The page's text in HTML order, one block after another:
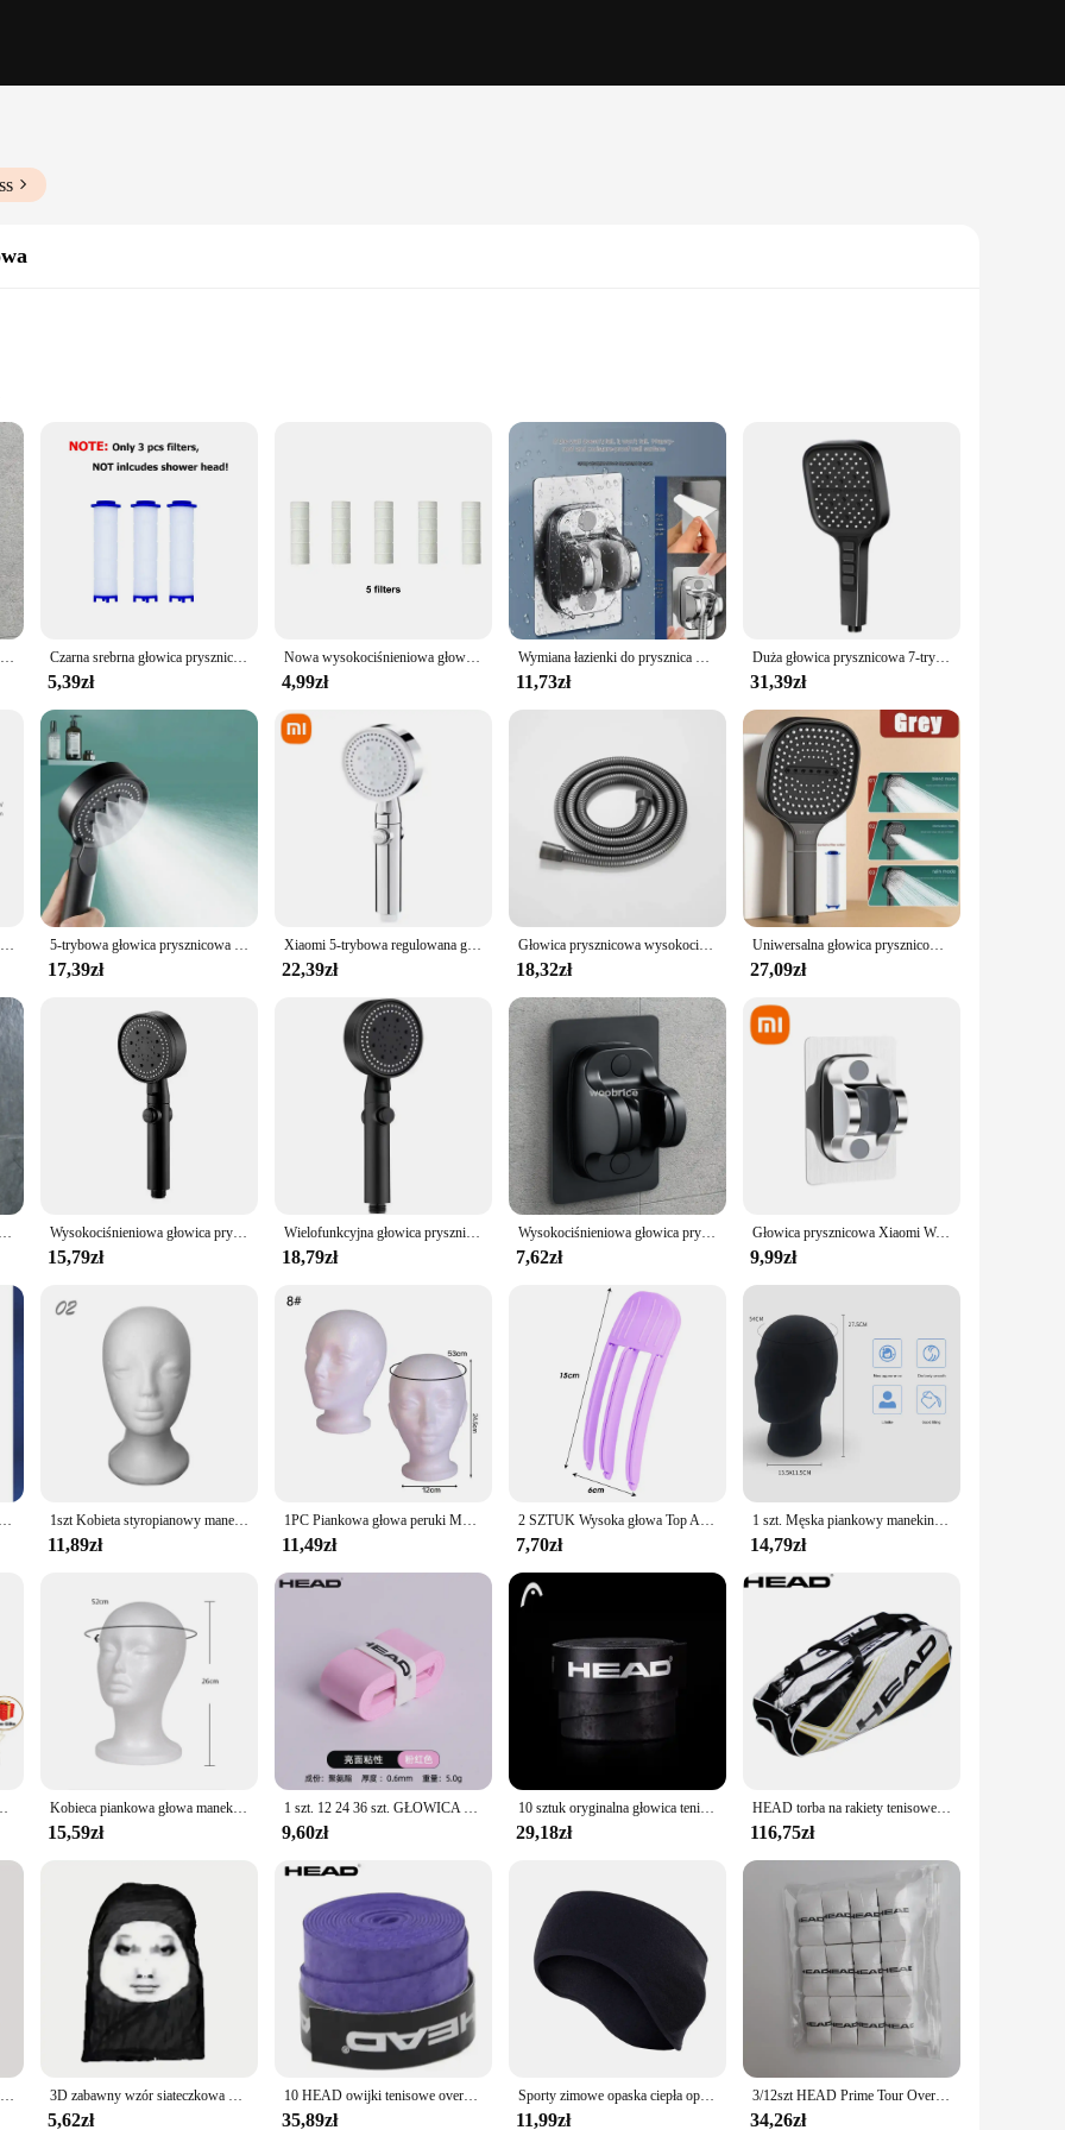
to Clean
design, featuring a sleek, contemporary aesthetic that complements any style of bathroom decor. Crafted from high-grade stainless
exceptional durability and resistance to corrosion. Its robust construction ensures longevity, making it a reliable choice for both home
is not just a piece of hardware; it's a functional addition to your bathroom. Its ergonomic design provides a comfortable grip, making
dimensions ensure compatibility with most existing plumbing systems, making it a hassle-free upgrade for your bathroom. Whether
space, this faucet head is the perfect choice.
those looking to purchase in bulk, this product is available through wholesale vendors and suppliers, making it an ideal choice for
fixtures.
4-trybowa głowica prysznicowa Wysokociśnieniowa głowica prysznicowa z jednym przyciskiem Stop Głowica prysznicowa do masażu wodnego z elementem filtrującym Akcesoria łazienkowe Czarna srebrna głowica prysznicowa Wysokociśnieniowa 5-trybowa dysza oszczędzająca wodę Mocne ciśnieniowe prysznice ręczne Spa Akcesoria łazienkowe
5,39zł
Nowa wysokociśnieniowa głowica prysznicowa 3-trybowy regulowany spray z filtrem szczotki do masażu Deszczownica Wąż prysznicowy Zestaw akcesoriów łazienkowych
4,99zł
Wymiana łazienki do prysznica wysokociśnieniowa głowica prysznicowa Turbo telefon prysznicowy 5 form oszczędzająca głowicę prysznicową akcesoria łazienkowe
11,73zł
Duża głowica prysznicowa 7-trybowa regulowana głowica prysznicowa Łazienka Wysokociśnieniowa, oszczędzająca wodę dysze prysznicowe Akcesoria łazienkowe
31,39zł
5-trybowa głowica prysznicowa ze wspornikiem węża Wysokociśnieniowa ręczna dysza natryskowa do wanny Deszczowa głowica prysznicowa Akcesoria łazienkowe 5-trybowa głowica prysznicowa Regulowana wysokociśnieniowa głowica prysznicowa oszczędzająca wodę Akcesoria łazienkowe Masaż głowicy prysznicowej Dysza natryskowa
17,39zł
Xiaomi 5-trybowa regulowana głowica prysznicowa Wysokociśnieniowe głowice prysznicowe Oszczędność wody Dysza natryskowa z jednym przyciskiem Akcesoria łazienkowe
22,39zł
Głowica prysznicowa wysokociśnieniowa głowica prysznicowa z jednym przyciskiem do wody, z możliwością oszczędzania wody 4 trybów, głowica do prysznic z hydromasażem wody
18,32zł
Uniwersalna głowica prysznicowa z dużym panelem 13 cm Wysokociśnieniowy masaż wodny 3 tryby Akcesoria łazienkowe z filtrem Zamiennik prysznica
27,09zł
BECOLA Chrome akcesoria do baterii łazienkowych głowica prysznicowa modny plastikowy prysznic ręczny Wysokociśnieniowa głowica prysznicowa 5 trybów regulowanych głowic prysznicowych z woda z węża oszczędzającą jedną klawiszową dyszą natryskową akcesoria łazienkowe
15,79zł
Wielofunkcyjna głowica prysznicowa z 5 trybami, regulowany duży prysznic wodny, reduktor przepływu wody wody z jednym dotknięciem
18,79zł
Wysokociśnieniowa głowica prysznicowa 5 trybów regulowane głowice prysznicowe z woda z węża oszczędzanie jednoprzyciskowe dysze natryskowe akcesoria łazienkowe
7,62zł
Głowica prysznicowa Xiaomi Wysokociśnieniowa 5-trybowa dysza oszczędzająca wodę Potężne ciśnieniowe prysznice ręczne Spa Akcesoria łazienkowe 2024
9,99zł
Wysokociśnieniowa głowica z filtrem, prysznicowa 3-mode regulowany Spray z szczotka do masażu kranem deszczowym akcesoria łazienkowe 1szt Kobieta styropianowy manekin głowa manekina Model kapelusz okulary peruka wyświetlacz męski biały piankowy uchwyt na głowę manekina stojak stojak
11,89zł
1PC Piankowa głowa peruki Model Manekin Manekin Peruka Okulary Kapelusz Stojak Stojak Treski Stojak Uchwyt Głowa żeńska Model Peruka Wyświetlacz
11,49zł
2 SZTUK Wysoka głowa Top Artefakt Grzebień kształtujący wiatr Korzenie włosów Naturalnie puszysty Leniwy Bezśladowy klips do włosów Puszyste kształtowanie włosów Artefakt
7,70zł
1 szt. Męska piankowy manekin głowa Model czapka peruka stojak do ekspozycji okularów wieszak stojący stabilnej podstawy centrum handlowego
14,79zł
płócienna głowa manekina do wyświetlania peruk Kobieca piankowa głowa manekina Głowa peruki Wyświetlacz Gładka, trwała, lekka pianka
15,59zł
1 szt. 12 24 36 szt. GŁOWICA Klej do rąk Pas antypoślizgowy Rakieta tenisowa Taśma antypoślizgowa Taśma antypoślizgowa Wędka Opaska przeciwpotna Uchwyt Pu
9,60zł
10 sztuk oryginalna głowica tenisowa Overgrip rakieta tenisowa Tenis opaska antywibracyjna ręcznie klejone opakowane bandaż antyperspirant gruby
29,18zł
HEAD torba na rakiety tenisowe o dużej pojemności 3-6 sztuk plecak tenisowy Badminton torba gimnastyczna Squash torba na rakietę z oddzielną torbą na buty
116,75zł
22 Cal głowa manekina ze stojakiem na głowę peruka Model z otworem do robienia peruki 3D zabawny wzór siateczkowa maska na twarz nakrycie głowy impreza rekwizyty do Cosplay osłona chroniąca przed promieniowaniem UV wzór Ronaldo
5,62zł
10 HEAD owijki tenisowe overgrip tennis grip sztuk oryginalna głowa Tenis Overgrip rakieta tenisowa PU Tenis opaska antivibrador tennis Grip Padel Tenis Raquete Padel Tenis Grip 10 tennis accessories
35,89zł
Sporty zimowe opaska ciepła opaska termiczna polarowa opaska na głowę Gym Ski Yoga Fitness jazda na rowerze tenis Running Hair bandaż mężczyźni kobiety
11,99zł
3/12szt HEAD Prime Tour Overgrips Opaska przeciwpotna Ręczna rakieta tenisowa Gumowy antypoślizgowy gumowy uchwyt rakiety Pasek pochłaniający pot
34,26zł